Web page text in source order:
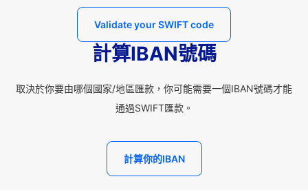
Validate your SWIFT code
計算IBAN號碼
取決於你要由哪個國家/地區匯款，你可能需要一個IBAN號碼才能
通過SWIFT匯款。
計算你的IBAN